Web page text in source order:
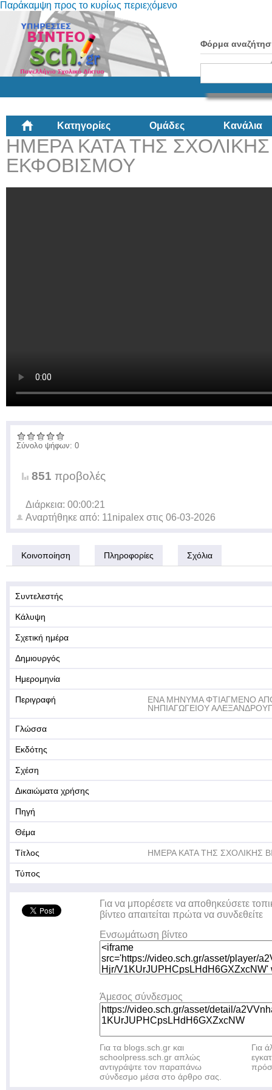
Παράκαμψη προς το κυρίως περιεχόμενο
Φόρμα
Κατηγορίες Ομάδες Κανάλια
ΗΜΕΡΑ ΚΑΤΑ ΤΗΣ ΣΧΟΛΙΚΗΣ
ΕΚΦΟΒΙΣΜΟΥ
Σύνολο ψήφων: 0
851 προβολές
Διάρκεια: 00:00:21
Αναρτήθηκε από: 11nipalex στις 06-03-2026
Κοινοποίηση Πληροφορίες Σχόλια
Συντελεστής
Κάλυψη
Σχετική ημέρα
Δημιουργός
Ημερομηνία
Περιγραφή
ΕΝΑ ΜΗΝΥΜΑ ΦΤΙΑΓΜΕΝΟ ΑΠΟ
ΝΗΠΙΑΓΩΓΕΙΟΥ
Γλώσσα
Εκδότης
Σχέση
Δικαιώματα χρήσης
Πηγή
Θέμα
Τίτλος ΗΜΕΡΑ ΚΑΤΑ ΤΗΣ ΣΧΟΛΙΚΗΣ
Τύπος
Για να μπορέσετε να αποθηκεύσετε
βίντεο απαιτείται πρώτα να συνδεθείτε
Ενσωμάτωση βίντεο
Άμεσος σύνδεσμος
Για τα blogs.sch.gr και
schoolpress.sch.gr απλώς
αντιγράψτε τον παραπάνω
σύνδεσμο μέσα στο άρθρο σας.
Για